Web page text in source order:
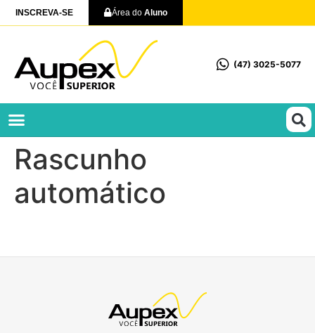
INSCREVA-SE Área do Aluno
(47) 3025-5077
Rascunho
automático